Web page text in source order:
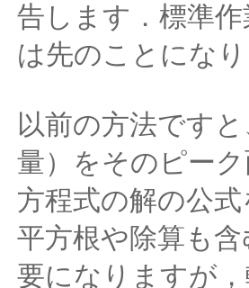
告します．標準
は先のことにな
以前の方法です
量）をそのピー
方程式の解の公
平方根や除算も
要になりますが